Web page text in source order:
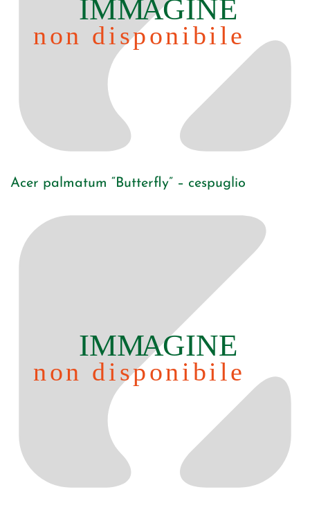
Acer palmatum “Butterfly” – cespuglio